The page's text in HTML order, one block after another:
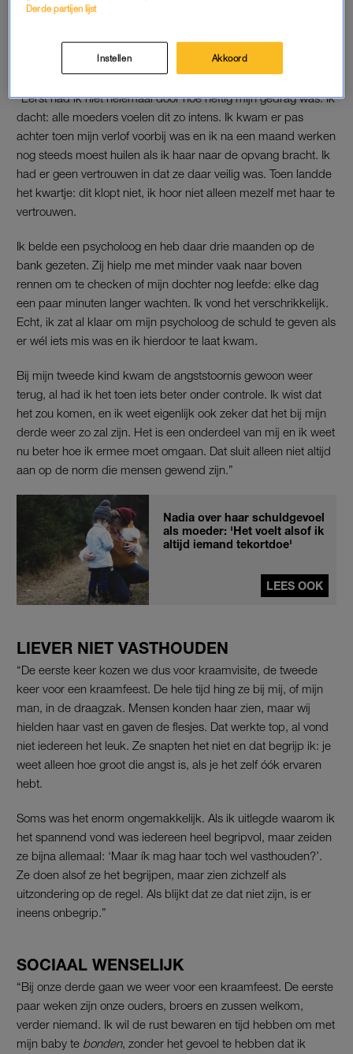
“Eerst had ik niet helemaal door hoe heftig mijn gedrag was. Ik
dacht: alle moeders voelen dit zo intens. Ik kwam er pas
achter toen mijn verlof voorbij was en ik na een maand werken
nog steeds moest huilen als ik haar naar de opvang bracht. Ik
had er geen vertrouwen in dat ze daar veilig was. Toen landde
het kwartje: dit klopt niet, ik hoor niet alleen mezelf met haar te
vertrouwen.
Ik belde een psycholoog en heb daar drie maanden op de
bank gezeten. Zij hielp me met minder vaak naar boven
rennen om te checken of mijn dochter nog leefde: elke dag
een paar minuten langer wachten. Ik vond het verschrikkelijk.
Echt, ik zat al klaar om mijn psycholoog de schuld te geven als
er wél iets mis was en ik hierdoor te laat kwam.
Bij mijn tweede kind kwam de angststoornis gewoon weer
terug, al had ik het toen iets beter onder controle. Ik wist dat
het zou komen, en ik weet eigenlijk ook zeker dat het bij mijn
derde weer zo zal zijn. Het is een onderdeel van mij en ik weet
nu beter hoe ik ermee moet omgaan. Dat sluit alleen niet altijd
aan op de norm die mensen gewend zijn.”
Nadia over haar schuldgevoel
als moeder: 'Het voelt alsof ik
altijd iemand tekortdoe'
LEES OOK
LIEVER NIET VASTHOUDEN
“De eerste keer kozen we dus voor kraamvisite, de tweede
keer voor een kraamfeest. De hele tijd hing ze bij mij, of mijn
man, in de draagzak. Mensen konden haar zien, maar wij
hielden haar vast en gaven de flesjes. Dat werkte top, al vond
niet iedereen het leuk. Ze snapten het niet en dat begrijp ik: je
weet alleen hoe groot die angst is, als je het zelf óók ervaren
hebt.
Soms was het enorm ongemakkelijk. Als ik uitlegde waarom ik
het spannend vond was iedereen heel begripvol, maar zeiden
ze bijna allemaal: ‘Maar ík mag haar toch wel vasthouden?’.
Ze doen alsof ze het begrijpen, maar zien zichzelf als
uitzondering op de regel. Als blijkt dat ze dat niet zijn, is er
ineens onbegrip.”
SOCIAAL WENSELIJK
“Bij onze derde gaan we weer voor een kraamfeest. De eerste
paar weken zijn onze ouders, broers en zussen welkom,
verder niemand. Ik wil de rust bewaren en tijd hebben om met
mijn baby te bonden, zonder het gevoel te hebben dat ik
Derde partijen lijst
Instellen Akkoord